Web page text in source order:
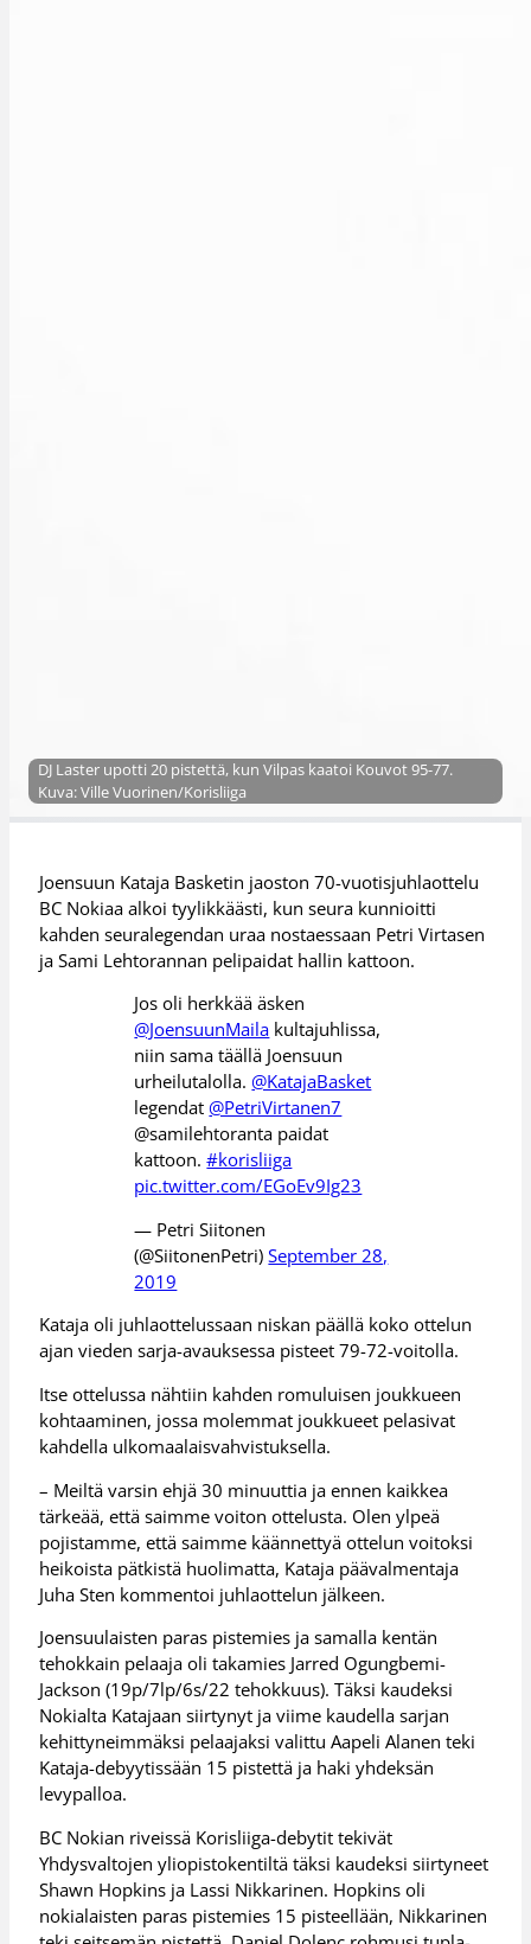
DJ Laster upotti 20 pistettä, kun Vilpas kaatoi Kouvot 95-77.
Kuva: Ville Vuorinen/Korisliiga
Joensuun Kataja Basketin jaoston 70-vuotisjuhlaottelu
BC Nokiaa alkoi tyylikkäästi, kun seura kunnioitti
kahden seuralegendan uraa nostaessaan Petri Virtasen
ja Sami Lehtorannan pelipaidat hallin kattoon.
Jos oli herkkää äsken
@JoensuunMaila kultajuhlissa,
niin sama täällä Joensuun
urheilutalolla.@KatajaBasket
legendat@PetriVirtanen7
@samilehtoranta paidat
kattoon.#korisliiga
pic.twitter.com/EGoEv9Ig23
— Petri Siitonen
(@SiitonenPetri)September 28,
2019
Kataja oli juhlaottelussaan niskan päällä koko ottelun
ajan vieden sarja-avauksessa pisteet 79-72-voitolla.
Itse ottelussa nähtiin kahden romuluisen joukkueen
kohtaaminen, jossa molemmat joukkueet pelasivat
kahdella ulkomaalaisvahvistuksella.
– Meiltä varsin ehjä 30 minuuttia ja ennen kaikkea
tärkeää, että saimme voiton ottelusta. Olen ylpeä
pojistamme, että saimme käännettyä ottelun voitoksi
heikoista pätkistä huolimatta, Kataja päävalmentaja
Juha Sten kommentoi juhlaottelun jälkeen.
Joensuulaisten paras pistemies ja samalla kentän
tehokkain pelaaja oli takamies Jarred Ogungbemi-
Jackson (19p/7lp/6s/22 tehokkuus). Täksi kaudeksi
Nokialta Katajaan siirtynyt ja viime kaudella sarjan
kehittyneimmäksi pelaajaksi valittu Aapeli Alanen teki
Kataja-debyytissään 15 pistettä ja haki yhdeksän
levypalloa.
BC Nokian riveissä Korisliiga-debytit tekivät
Yhdysvaltojen yliopistokentiltä täksi kaudeksi siirtyneet
Shawn Hopkins ja Lassi Nikkarinen. Hopkins oli
nokialaisten paras pistemies 15 pisteellään, Nikkarinen